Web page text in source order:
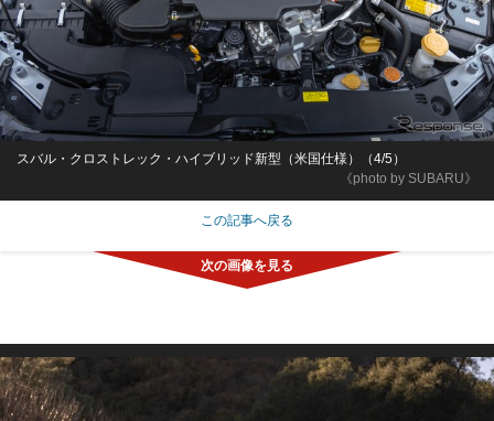
《photo by SUBARU》
スバル・クロストレック・ハイブリッド新型（米国仕様）（4/5）
この記事へ戻る